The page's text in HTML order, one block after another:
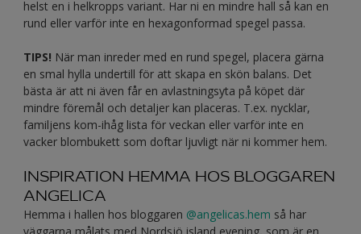
helst en i helkropps variant. Har ni en mindre hall så kan en
rund eller varför inte en hexagonformad spegel passa.
TIPS! När man inreder med en rund spegel, placera gärna
en smal hylla undertill för att skapa en skön balans. Det
bästa är att ni även får en avlastningsyta på köpet där
mindre föremål och detaljer kan placeras. T.ex. nycklar,
familjens kom-ihåg lista för veckan eller varför inte en
vacker blombukett som doftar ljuvligt när ni kommer hem.
INSPIRATION HEMMA HOS BLOGGAREN
ANGELICA
Hemma i hallen hos bloggaren @angelicas.hem så har